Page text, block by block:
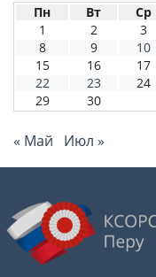
Пн Вт Ср
1
2 3
8
9 10
15
16 17
22
23 24
29
30
« Май Июл »